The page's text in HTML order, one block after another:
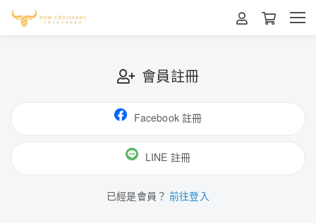
會員註冊
Facebook 註冊
LINE 註冊
已經是會員？ 前往登入